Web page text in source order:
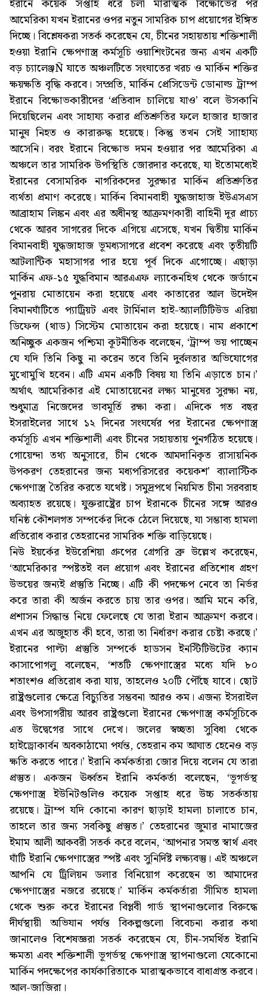
ইরানে কয়েক সপ্তাহ ধরে চলা মারাত্মক বিক্ষোভের পর
আমেরিকা যখন ইরানের ওপর নতুন সামরিক চাপ প্রয়োগের ইঙ্গিত
দিচ্ছে। বিশ্লেষকরা সতর্ক করেছেন যে, চীনের সহায়তায় শক্তিশালী
হওয়া ইরানি ক্ষেপণাস্ত্র কর্মসূচি ওয়াশিংটনের জন্য এখন একটি
বড় চ্যালেঞ্জÑ যাতে অঞ্চলটিতে সংঘাতের খরচ ও মার্কিন শক্তির
ক্ষয়ক্ষতি বৃদ্ধি করবে। সম্প্রতি, মার্কিন প্রেসিডেন্ট ডোনাল্ড ট্রাম্প
ইরানে বিক্ষোভকারীদের ‘প্রতিবাদ চালিয়ে যাও’ বলে উসকানি
দিয়েছিলেন এবং সাহায্য করার প্রতিশ্রুতির ফলে হাজার হাজার
মানুষ নিহত ও কারারুদ্ধ হয়েছে। কিন্তু তখন সেই সাাহায্য
আসেনি। বরং ইরানে বিক্ষোভ দমন হওয়ার পর আমেরিকা এ
অঞ্চলে তার সামরিক উপস্থিতি জোরদার করেছে, যা ইতোমধ্যেই
ইরানের বেসামরিক নাগরিকদের সুরক্ষার মার্কিন প্রতিশ্রুতির
ব্যর্থতা প্রমাণ করেছে। মার্কিন বিমানবাহী যুদ্ধজাহাজ ইউএসএস
আব্রাহাম লিঙ্কন এবং এর অধীনস্থ আক্রমণকারী বাহিনী দূর প্রাচ্য
থেকে আরব সাগরের দিকে এগিয়ে এসেছে, যখন দ্বিতীয় মার্কিন
বিমানবাহী যুদ্ধজাহাজ ভূমধ্যসাগরে প্রবেশ করেছে এবং তৃতীয়টি
আটলান্টিক মহাসাগর পার হয়ে পূর্ব দিকে এগোচ্ছে। এছাড়া
মার্কিন এফ-১৫ যুদ্ধবিমান আরএএফ ল্যাকেনহিথ থেকে জর্ডানে
পুনরায় মোতায়েন করা হয়েছে এবং কাতারের আল উদেইদ
বিমানঘাঁটিতে প্যাট্রিয়ট এবং টার্মিনাল হাই-অ্যালটিটিউড এরিয়া
ডিফেন্স (থাড) সিস্টেম মোতায়েন করা হয়েছে। নাম প্রকাশে
অনিচ্ছুক একজন পশ্চিমা কূটনীতিক বলেছেন, ‘ট্রাম্প ভয় পাচ্ছেন
যে যদি তিনি কিছু না করেন তবে তিনি দুর্বলতার অভিযোগের
মুখোমুখি হবেন। এটি এমন একটি বিষয় যা তিনি এড়াতে চান।’
অর্থাৎ আমেরিকার এই মোতায়েনের লক্ষ্য মানুষের সুরক্ষা নয়,
শুধুমাত্র নিজেদের ভাবমূর্তি রক্ষা করা। এদিকে গত বছর
ইসরাইলের সাথে ১২ দিনের সংঘর্ষের পর ইরানের ক্ষেপণাস্ত্র
কর্মসূচি এখন শক্তিশালী এবং চীনের সহায়তায় পুনর্গঠিত হয়েছে।
গোয়েন্দা তথ্য অনুসারে, চীন থেকে আমদানিকৃত রাসায়নিক
উপকরণ তেহরানের জন্য মধ্যপরিসরের কয়েকশ’ ব্যালাস্টিক
ক্ষেপণাস্ত্র তৈরির করতে যথেষ্ট। সমুদ্রপথে নিয়মিত চীনা সরবরাহ
অব্যাহত রয়েছে। যুক্তরাষ্ট্রের চাপ ইরানকে চীনের সঙ্গে আরও
ঘনিষ্ঠ কৌশলগত সম্পর্কের দিকে ঠেলে দিয়েছে, যা সম্ভাব্য হামলা
প্রতিরোধ করার তেহরানের সামরিক শক্তি বাড়িয়েছে।
নিউ ইয়র্কের ইউরেশিয়া গ্রুপের গ্রেগরি ব্রু উল্লেখ করেছেন,
‘আমেরিকার স্পষ্টতই বল প্রয়োগ এবং ইরানের প্রতিশোধ গ্রহণ
উভয়ের জন্যই প্রস্তুতি নিচ্ছে। এটি কী পদক্ষেপ নেবে তা নির্ভর
করে তারা কী অর্জন করতে চায় তার ওপর। আমি মনে করি,
প্রশাসন সিদ্ধান্ত নিয়ে ফেলেছে যে তারা ইরান আক্রমণ করবে।
এখন এর অজুহাত কী হবে, তারা তা নির্ধারণ করার চেষ্টা করছে।’
ইরানের পাল্টা প্রস্তুতি সম্পর্কে হাডসন ইনস্টিটিউটের ক্যান
কাসাপোগলু বলেছেন, ‘শতটি ক্ষেপণাস্ত্রের মধ্যে যদি ৮০
শতাংশও প্রতিরোধ করা যায়, তাহলেও ২০টি পৌঁছে যাবে। ছোট
রাষ্ট্রগুলোর ক্ষেত্রে বিচ্যুতির সম্ভবনা আরও কম। এজন্য ইসরাইল
এবং উপসাগরীয় আরব রাষ্ট্রগুলো ইরানের ক্ষেপণাস্ত্র কর্মসূচিকে
এত উদ্বেগের সাথে দেখে। জলের স্বচ্ছতা সুবিধা থেকে
হাইড্রোকার্বন অবকাঠামো পর্যন্ত, তেহরান কম আঘাত হেনেও বড়
ক্ষতি করতে পারে।’ ইরানি কর্মকর্তারা জোর দিয়ে বলেন যে তারা
প্রস্তুত। একজন ঊর্ধ্বতন ইরানি কর্মকর্তা বলেছেন, ‘ভূগর্ভস্থ
ক্ষেপণাস্ত্র ইউনিটগুলিও কয়েক সপ্তাহ ধরে উচ্চ সতর্কতায়
রয়েছে। ট্রাম্প যদি কোনো কারণ ছাড়াই হামলা চালাতে চান,
তাহলে তার জন্য সবকিছু প্রস্তুত।’ তেহরানের জুমার নামাজের
ইমাম আলী আকবরী সতর্ক করে বলেন, ‘আপনার সমস্ত স্বার্থ এবং
ঘাঁটি ইরানি ক্ষেপণাস্ত্রের স্পষ্ট এবং সুনির্দিষ্ট লক্ষ্যবস্তু। এই অঞ্চলে
আপনি যে ট্রিলিয়ন ডলার বিনিয়োগ করেছেন তা আমাদের
ক্ষেপণাস্ত্রের নজরে রয়েছে।’ মার্কিন কর্মকর্তারা সীমিত হামলা
থেকে শুরু করে ইরানের বিপ্লবী গার্ড স্থাপনাগুলোর বিরুদ্ধে
দীর্ঘস্থায়ী অভিযান পর্যন্ত বিকল্পগুলো বিবেচনা করার কথা
জানালেও বিশেষজ্ঞরা সতর্ক করেছেন যে, চীন-সমর্থিত ইরানি
ক্ষমতা এবং শক্তিশালী ভূগর্ভস্থ ক্ষেপণাস্ত্র স্থাপনাগুলো যেকোনো
মার্কিন পদক্ষেপের কার্যকারিতাকে মারাত্মকভাবে বাধাগ্রস্ত করবে।
আল-জাজিরা।